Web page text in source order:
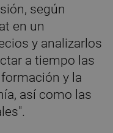
según
en un
y analizarlos
a tiempo las
y la
así como las